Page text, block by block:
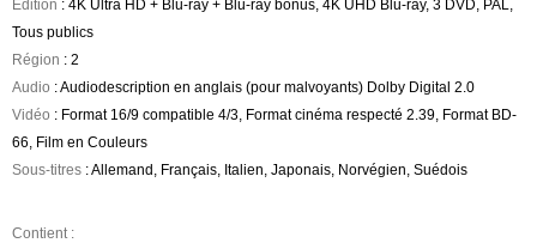
Edition : 4K Ultra HD + Blu-ray + Blu-ray bonus, 4K UHD Blu-ray, 3 DVD, PAL,
Tous publics
Région : 2
Audio : Audiodescription en anglais (pour malvoyants) Dolby Digital 2.0
Vidéo : Format 16/9 compatible 4/3, Format cinéma respecté 2.39, Format BD-
66, Film en Couleurs
Sous-titres : Allemand, Français, Italien, Japonais, Norvégien, Suédois
Contient :